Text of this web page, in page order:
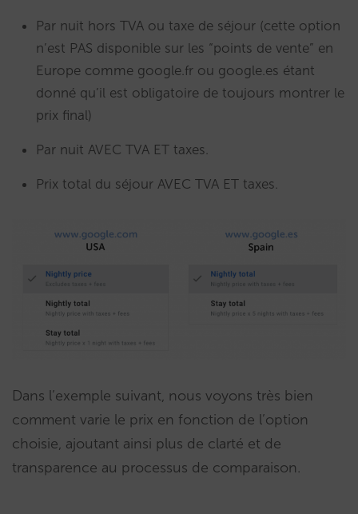
Par nuit hors TVA ou taxe de séjour (cette option
n’est PAS disponible sur les “points de vente” en
Europe comme google.fr ou google.es étant
donné qu’il est obligatoire de toujours montrer le
prix final)
Par nuit AVEC TVA ET taxes.
Prix total du séjour AVEC TVA ET taxes.
Dans l’exemple suivant, nous voyons très bien
comment varie le prix en fonction de l’option
choisie, ajoutant ainsi plus de clarté et de
transparence au processus de comparaison.